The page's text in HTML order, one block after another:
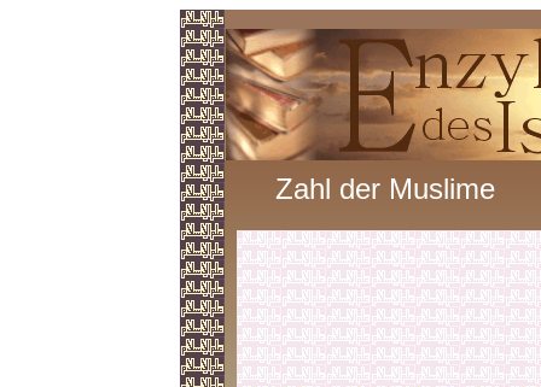
Zahl der Muslime